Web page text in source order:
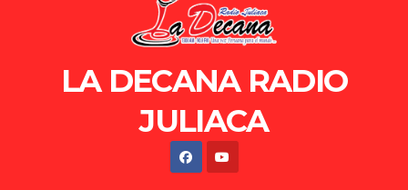
LA DECANA RADIO
JULIACA